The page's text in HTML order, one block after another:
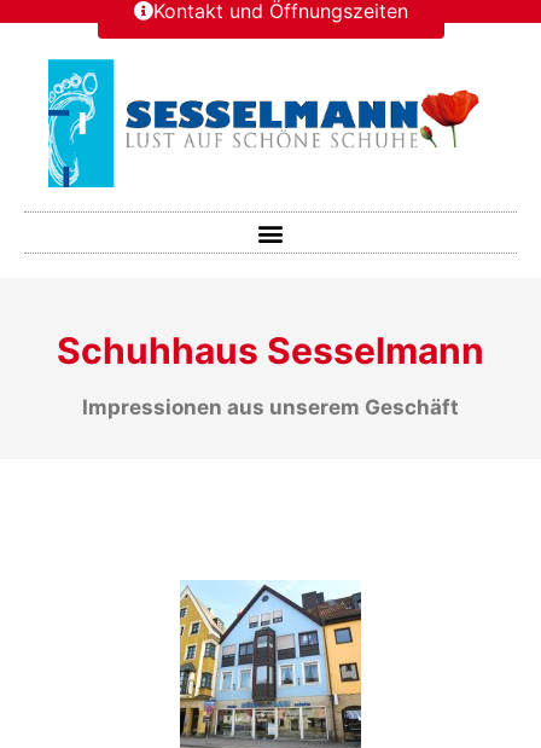
Kontakt und Öffnungszeiten
Schuhhaus Sesselmann
Impressionen aus unserem Geschäft